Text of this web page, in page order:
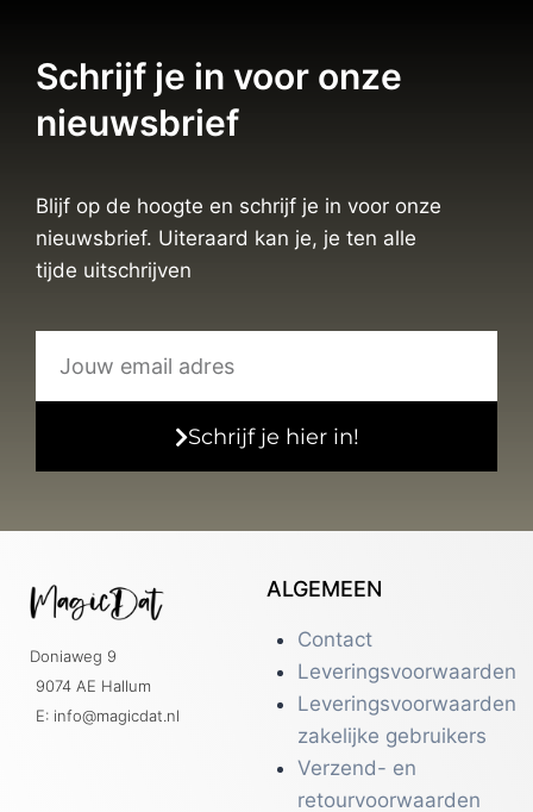
Schrijf je in voor onze
nieuwsbrief
Blijf op de hoogte en schrijf je in voor onze
nieuwsbrief. Uiteraard kan je, je ten alle
tijde uitschrijven
Schrijf je hier in!
Doniaweg 9
9074 AE Hallum
E: info@magicdat.nl
ALGEMEEN
Contact
Leveringsvoorwaarden
Leveringsvoorwaarden
zakelijke gebruikers
Verzend- en
retourvoorwaarden